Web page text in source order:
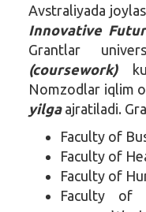
Avstraliyada
Innovative
Grantlar
(coursework)
Nomzodlar iqlim
yilgaajratiladi.
Faculty of
Faculty of
Faculty of
Faculty of